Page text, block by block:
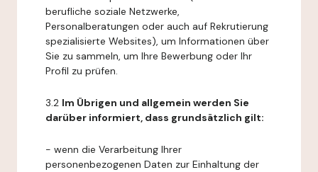
berufliche soziale Netzwerke,
Personalberatungen oder auch auf Rekrutierung
spezialisierte Websites), um Informationen über
Sie zu sammeln, um Ihre Bewerbung oder Ihr
Profil zu prüfen.
3.2 Im Übrigen und allgemein werden Sie
darüber informiert, dass grundsätzlich gilt:
- wenn die Verarbeitung Ihrer
personenbezogenen Daten zur Einhaltung der